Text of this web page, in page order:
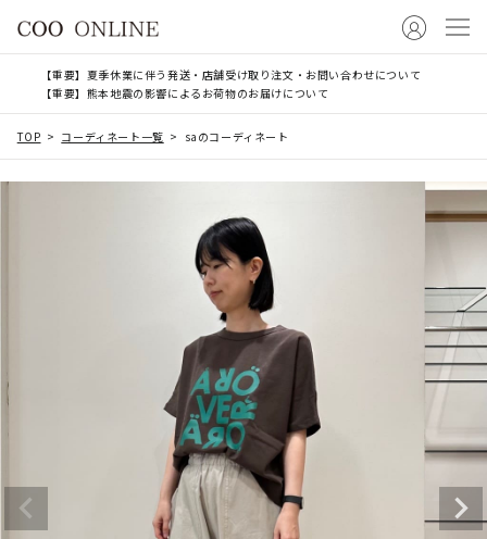
【重要】夏季休業に伴う発送・店舗受け取り注文・お問い合わせについて
【重要】熊本地震の影響によるお荷物のお届けについて
TOP コーディネート一覧 saのコーディネート